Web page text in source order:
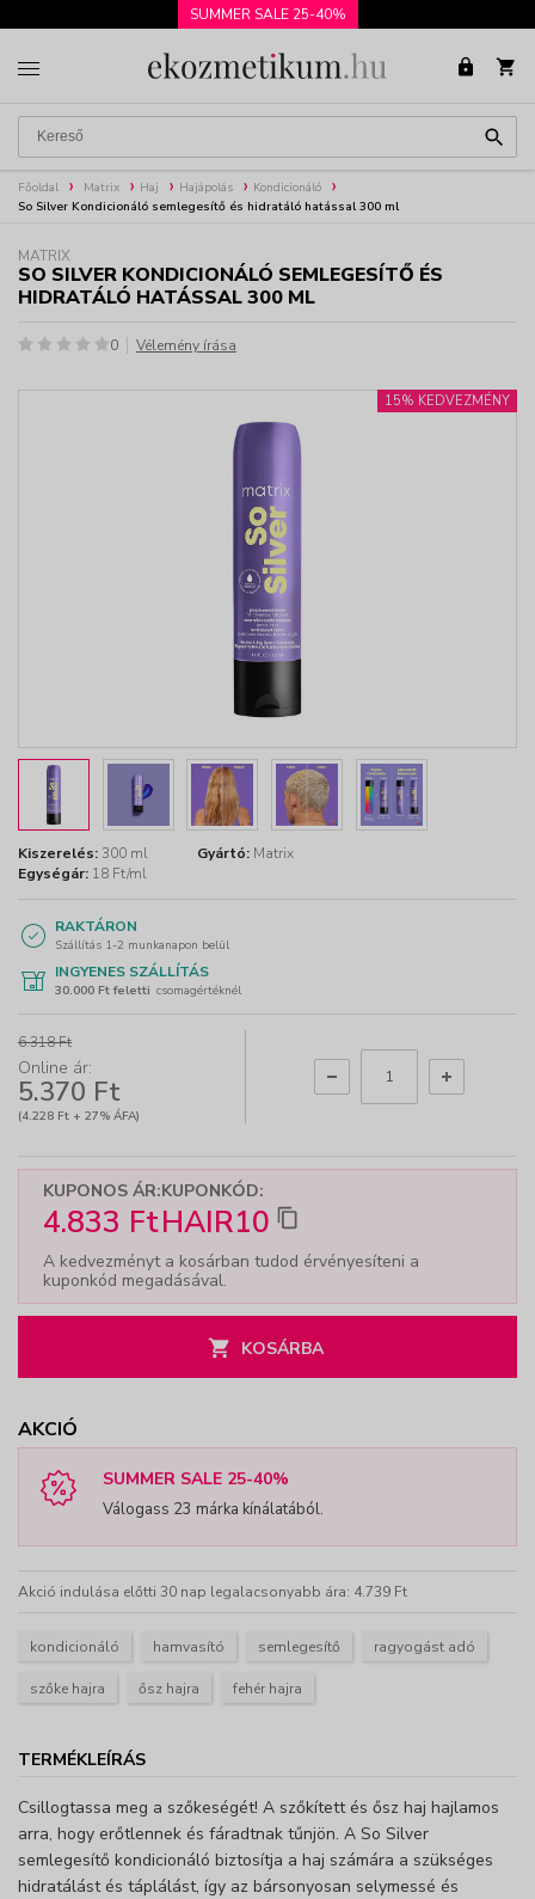
SUMMER SALE 25-40%
Főoldal Matrix Haj Hajápolás
Kondicionáló
So Silver Kondicionáló semlegesítő és hidratáló hatással 300 ml
MATRIX
SO SILVER KONDICIONÁLÓ SEMLEGESÍTŐ ÉS
HIDRATÁLÓ HATÁSSAL 300 ML
0 Vélemény írása
15% KEDVEZMÉNY
Kiszerelés:300 ml Gyártó: Matrix
Egységár: 18 Ft/ml
RAKTÁRON
Szállítás 1-2 munkanapon belül
INGYENES SZÁLLÍTÁS
30.000 Ft feletti csomagértéknél
6.318 Ft
Online ár:
5.370 Ft
(4.228 Ft + 27% ÁFA)
KUPONOS ÁR:
4.833 Ft
KUPONKÓD:
HAIR10
A kedvezményt a kosárban tudod érvényesíteni a
kuponkód megadásával.
KOSÁRBA
AKCIÓ
SUMMER SALE 25-40%
Válogass 23 márka kínálatából.
Akció indulása előtti 30 nap legalacsonyabb ára: 4.739 Ft
kondicionáló hamvasító semlegesítő ragyogást adó
szőke hajra ősz hajra fehér hajra
TERMÉKLEÍRÁS
Csillogtassa meg a szőkeségét! A szőkített és ősz haj hajlamos
arra, hogy erőtlennek és fáradtnak tűnjön. A So Silver
semlegesítő kondicionáló biztosítja a haj számára a szükséges
hidratálást és táplálást, így az bársonyosan selymessé és